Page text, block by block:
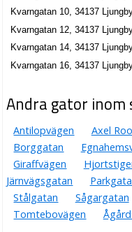
Kvarngatan 10, 34137
Kvarngatan 12, 34137
Kvarngatan 14, 34137
Kvarngatan 16, 34137
Andra gator inom
Antilopvägen Axel
Borggatan
Giraffvägen
Järnvägsgatan
Stålgatan
Sågargatan
Tomtebovägen